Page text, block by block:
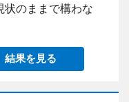
状のままで構わな
結果を見る